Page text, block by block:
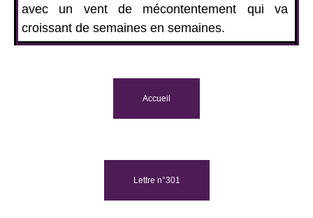
avec un vent de mécontentement qui va
croissant de semaines en semaines.
Accueil
Lettre n°301